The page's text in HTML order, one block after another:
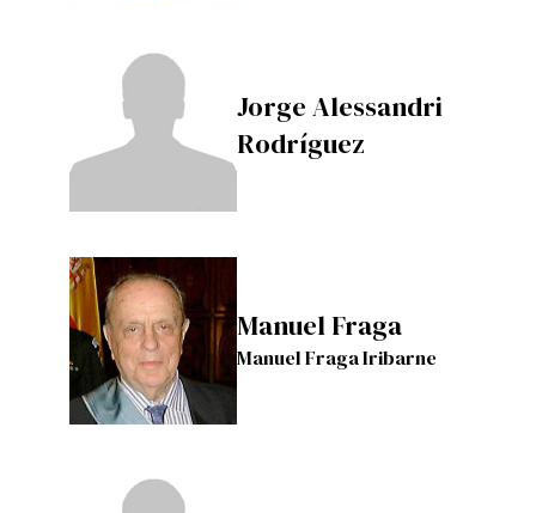
Jorge Alessandri
Rodríguez
Manuel Fraga
Manuel Fraga Iribarne